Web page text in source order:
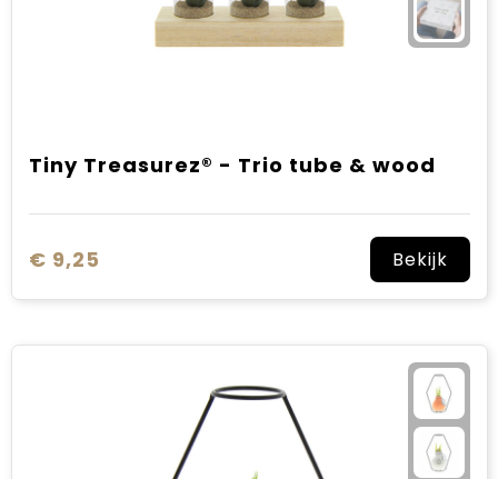
Tiny Treasurez® - Trio tube & wood
€ 9,25 Bekijk